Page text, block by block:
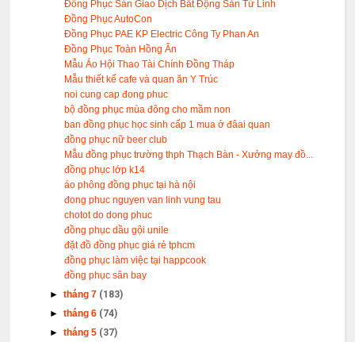
Đồng Phục Sàn Giao Dịch Bất Động Sản Tứ Linh
Đồng Phục AutoCon
Đồng Phục PAE KP Electric Công Ty Phan An
Đồng Phục Toàn Hồng Ân
Mẫu Áo Hội Thao Tài Chính Đồng Tháp
Mẫu thiết kế cafe và quan ăn Y Trúc
noi cung cap đong phuc
bộ đồng phục mùa đông cho mầm non
ban đồng phục học sinh cấp 1 mua ở đâai quan
đồng phục nữ beer club
Mẫu đồng phục trường thph Thạch Bàn - Xưởng may đồ...
đồng phục lớp k14
áo phông đồng phục tại hà nội
đong phuc nguyen van linh vung tau
chotot do dong phuc
đồng phục dầu gội unile
đặt đồ đồng phục giá rẻ tphcm
đồng phục làm việc tại happcook
đồng phục sân bay
►tháng 7 (183)
►tháng 6 (74)
►tháng 5 (37)